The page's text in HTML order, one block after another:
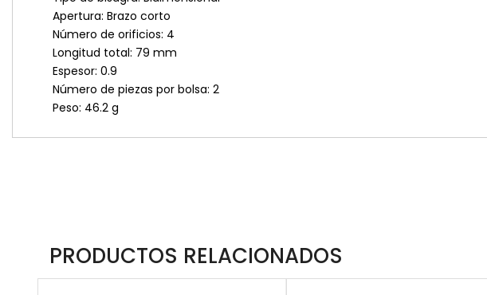
Apertura: Brazo corto
Número de orificios: 4
Longitud total: 79 mm
Espesor: 0.9
Número de piezas por bolsa: 2
Peso: 46.2 g
PRODUCTOS RELACIONADOS